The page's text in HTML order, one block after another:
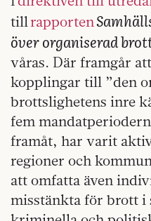
till rapporten
över organiserad
våras. Där framgår
kopplingar till ”den
brottslighetens inre
fem
framåt, har varit
regioner och
att omfatta även
misstänkta för brott i